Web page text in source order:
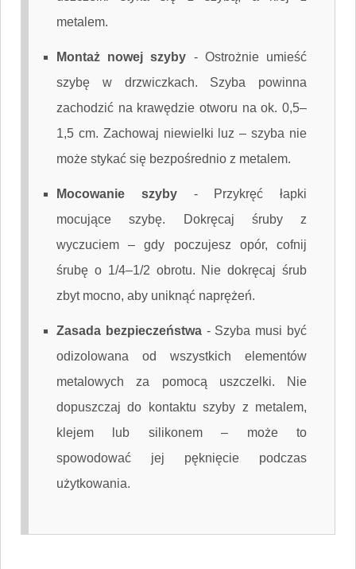
metalem.
Montaż nowej szyby - Ostrożnie umieść
szybę w drzwiczkach. Szyba powinna
zachodzić na krawędzie otworu na ok. 0,5–
1,5 cm. Zachowaj niewielki luz – szyba nie
może stykać się bezpośrednio z metalem.
Mocowanie szyby-
Przykręć łapki
mocujące szybę. Dokręcaj śruby z
wyczuciem – gdy poczujesz opór, cofnij
śrubę o 1/4–1/2 obrotu. Nie dokręcaj śrub
zbyt mocno, aby uniknąć naprężeń.
Zasada bezpieczeństwa- Szyba musi być
odizolowana od wszystkich elementów
metalowych za pomocą uszczelki. Nie
dopuszczaj do kontaktu szyby z metalem,
klejem lub silikonem – może to
spowodować jej pęknięcie podczas
użytkowania.